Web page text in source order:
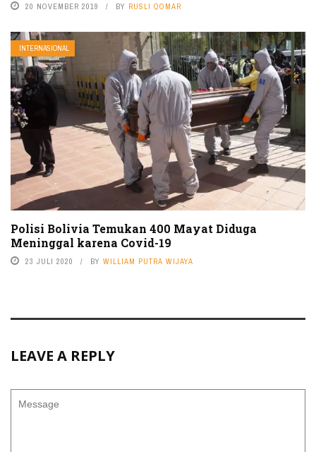
20 NOVEMBER 2019 BY RUSLI QOMAR
INTERNASIONAL
Polisi Bolivia Temukan 400 Mayat Diduga
Meninggal karena Covid-19
23 JULI 2020 BY WILLIAM PUTRA WIJAYA
LEAVE A REPLY